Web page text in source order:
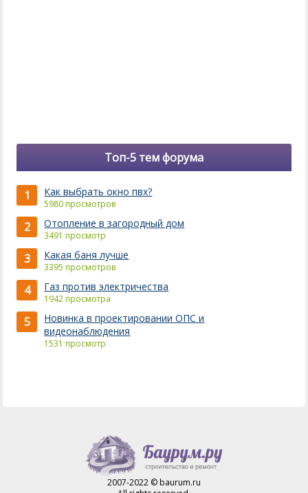
Топ-5 тем форума
1 Как выбрать окно пвх?
5980 просмотров
2 Отопление в загородный дом
3491 просмотр
3 Какая баня лучше
3395 просмотров
4 Газ против электричества
1942 просмотра
5
Новинка в проектировании ОПС и
видеонаблюдения
1531 просмотр
2007-2022 © baurum.ru